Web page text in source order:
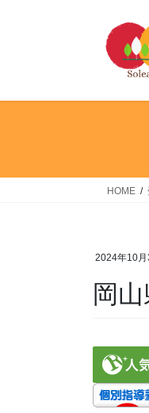
へ
プ
ョ
動
HOME
2024年10月
岡